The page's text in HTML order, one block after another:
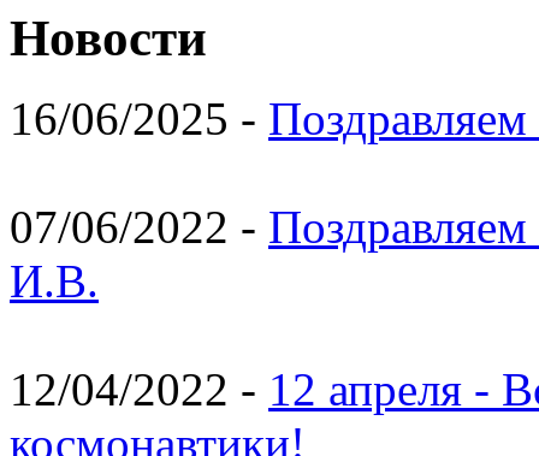
Новости
16/06/2025 -
07/06/2022 -
И.В.
12/04/2022 - 12 апреля -
космонавтики!